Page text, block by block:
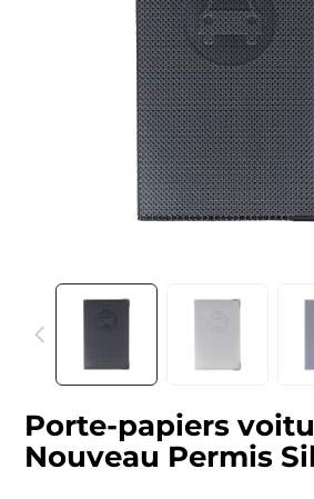
Porte-papiers
Nouveau Permis